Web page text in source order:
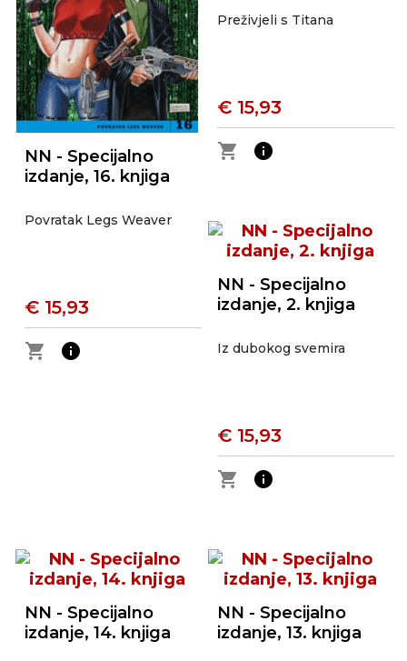
NN - Specijalno
izdanje, 16. knjiga
Povratak Legs Weaver
€ 15,93
shopping_cart
info
Preživjeli s Titana
€ 15,93
shopping_cart
info
NN - Specijalno
izdanje, 2. knjiga
Iz dubokog svemira
€ 15,93
shopping_cart
info
NN - Specijalno
izdanje, 14. knjiga
NN - Specijalno
izdanje, 13. knjiga